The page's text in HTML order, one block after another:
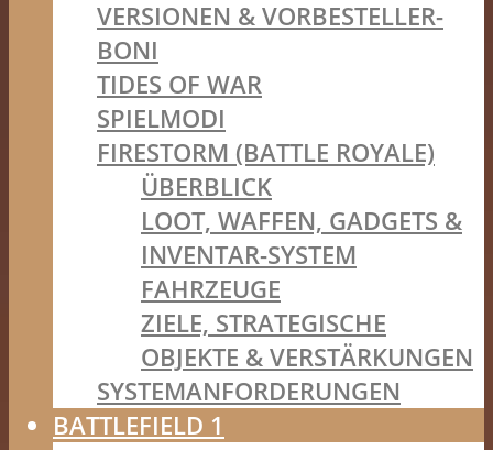
VERSIONEN & VORBESTELLER-
BONI
TIDES OF WAR
SPIELMODI
FIRESTORM (BATTLE ROYALE)
ÜBERBLICK
LOOT, WAFFEN, GADGETS &
INVENTAR-SYSTEM
FAHRZEUGE
ZIELE, STRATEGISCHE
OBJEKTE & VERSTÄRKUNGEN
SYSTEMANFORDERUNGEN
BATTLEFIELD 1